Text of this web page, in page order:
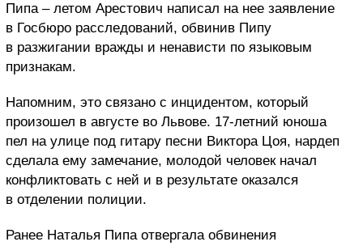
Пипа – летом Арестович написал на нее заявление
в Госбюро расследований, обвинив Пипу
в разжигании вражды и ненависти по языковым
признакам.
Напомним, это связано с инцидентом, который
произошел в августе во Львове. 17-летний юноша
пел на улице под гитару песни Виктора Цоя, нардеп
сделала ему замечание, молодой человек начал
конфликтовать с ней и в результате оказался
в отделении полиции.
Ранее Наталья Пипа отвергала обвинения